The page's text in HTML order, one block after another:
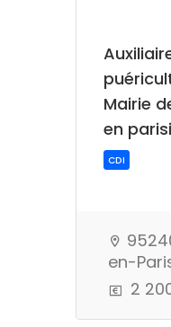
CDI
Mairie
en
en-
2